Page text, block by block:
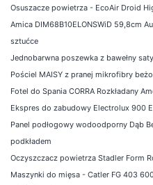
Osuszacze powietrza - EcoAir Droid
Amica DIM68B10ELONSWiD 59,8cm
sztućce
Jednobarwna poszewka z bawełny
Pościel MAISY z pranej mikrofibry
Fotel do Spania CORRA Rozkładany
Ekspres do zabudowy Electrolux 900
Panel podłogowy wodoodporny Dąb
podkładem
Oczyszczacz powietrza Stadler Form
Maszynki do mięsa - Catler FG 403